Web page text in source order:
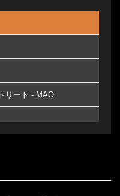
リート - MAO